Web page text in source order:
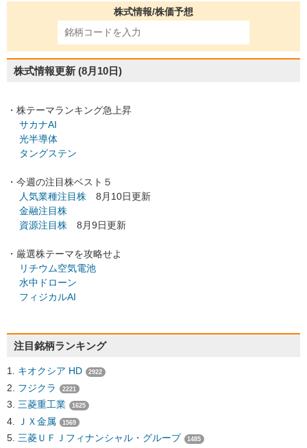
株式情報/株価予想
株式情報更新 (8月10日)
・株テーマランキング急上昇
サカナAI
光半導体
タングステン
・今週の注目株ベスト５
人気業種注目株 8月10日更新
金融注目株
資源注目株 8月9日更新
・厳選株テーマを攻略せよ
リチウム空気電池
水中ドローン
フィジカルAI
注目銘柄ランキング
キオクシア HD 2922
フジクラ 2221
三菱重工業 1625
ＪＸ金属 1569
三菱ＵＦＪフィナンシャル・グループ 1485